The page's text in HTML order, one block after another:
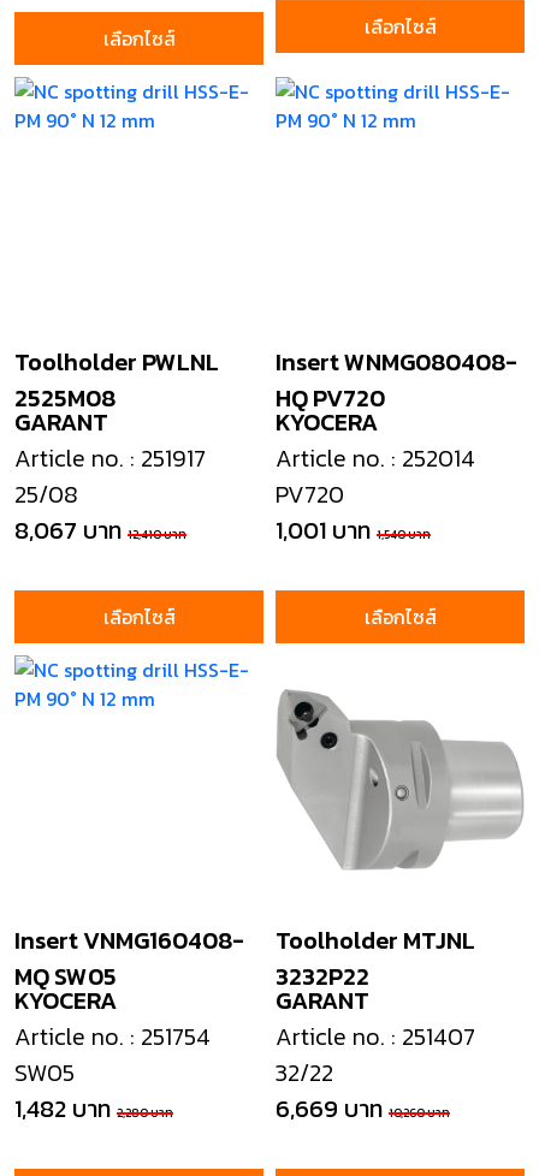
เลือกไซส์ เลือกไซส์
GARANT
Toolholder PWLNL
2525M08
Article no. : 251917
25/08
8,067 บาท 12,410 บาท
เลือกไซส์
KYOCERA
Insert WNMG080408-
HQ PV720
Article no. : 252014
PV720
1,001 บาท 1,540 บาท
เลือกไซส์
KYOCERA
Insert VNMG160408-
MQ SW05
Article no. : 251754
SW05
1,482 บาท 2,280 บาท
GARANT
Toolholder MTJNL
3232P22
Article no. : 251407
32/22
6,669 บาท 10,260 บาท